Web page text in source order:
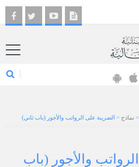
>نماذج > الضريبة على الرواتب​​ والأجور (باب ثاني)
والأجور (باب